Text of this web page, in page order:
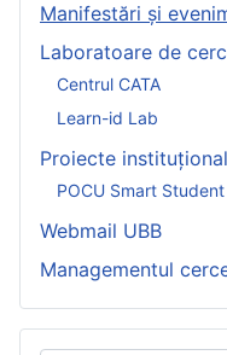
Manifestări și
Laboratoare de
Centrul CATA
Learn-id Lab
Proiecte
POCU Smart Student
Webmail UBB
Managementul